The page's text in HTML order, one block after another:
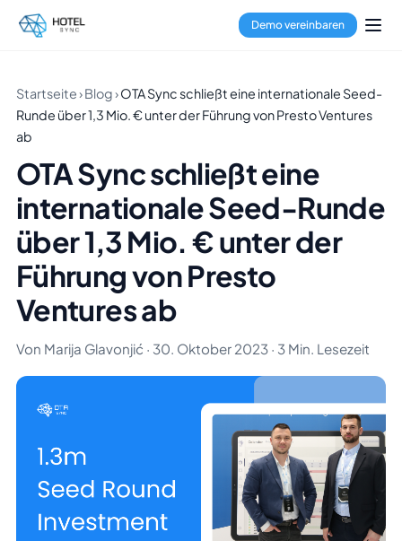
Demo vereinbaren
Startseite›Blog›OTA Sync schließt eine internationale Seed-
Runde über 1,3 Mio. € unter der Führung von Presto Ventures
ab
OTA Sync schließt eine
internationale Seed-Runde
über 1,3 Mio. € unter der
Führung von Presto
Ventures ab
Von Marija Glavonjić · 30. Oktober 2023 · 3 Min. Lesezeit